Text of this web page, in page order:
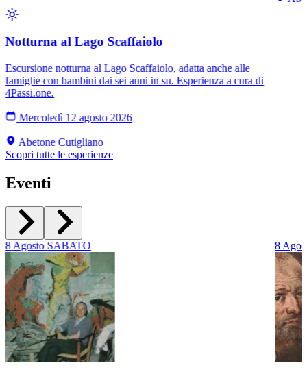
Notturna al Lago Scaffaiolo
Escursione notturna al Lago Scaffaiolo, adatta anche alle
famiglie con bambini dai sei anni in su. Esperienza a cura di
4Passi.one.
Mercoledì 12 agosto 2026
Abetone Cutigliano
Scopri tutte le esperienze
Eventi
8Agosto SABATO 8